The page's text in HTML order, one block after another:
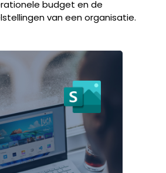
budget en de
van een organisatie.